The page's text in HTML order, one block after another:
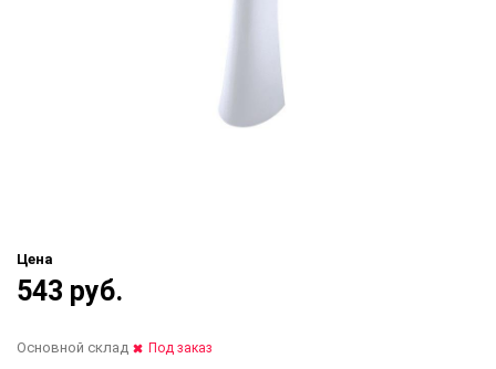
Цена
543 руб.
Основной склад Под заказ